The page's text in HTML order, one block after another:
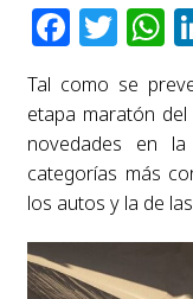
Tal como se
etapa maratón
novedades en
categorías más
los autos y la de